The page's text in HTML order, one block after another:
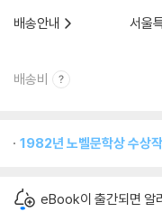
배송안내
서울
배송비
1982년 노벨문학상 수상
eBook이 출간되면 알